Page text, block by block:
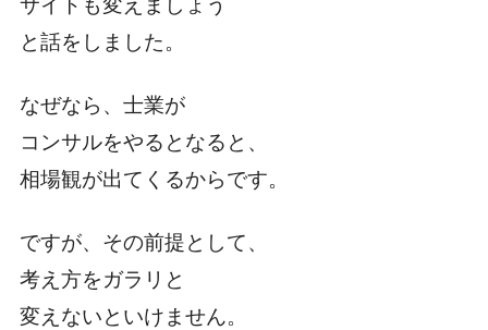
サイトも変えましょう
と話をしました。
なぜなら、士業が
コンサルをやるとなると、
相場観が出てくるからです。
ですが、その前提として、
考え方をガラリと
変えないといけません。